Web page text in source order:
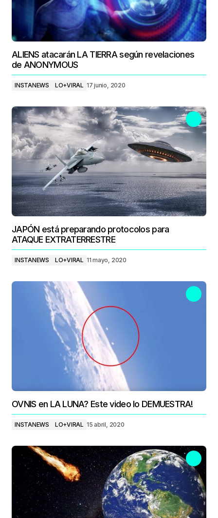
ALIENS atacarán LA TIERRA según revelaciones
de ANONYMOUS
INSTANEWS LO+VIRAL 17 junio, 2020
JAPÓN está preparando protocolos para
ATAQUE EXTRATERRESTRE
INSTANEWS LO+VIRAL 11 mayo, 2020
OVNIS en LA LUNA? Este video lo DEMUESTRA!
INSTANEWS LO+VIRAL 15 abril, 2020